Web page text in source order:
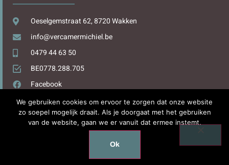
Oeselgemstraat 62, 8720 Wakken
info@vercamermichiel.be
0479 44 63 50
BE0778.288.705
Facebook
Design byWPDesign.be
Copyright © 2025. All rights reserved.
We gebruiken cookies om ervoor te zorgen dat onze website
zo soepel mogelijk draait. Als je doorgaat met het gebruiken
van de website, gaan we er vanuit dat ermee instemt.
Ok